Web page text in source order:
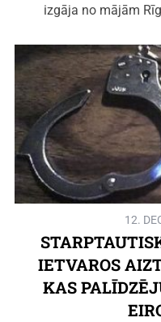
izgāja no mājām
12.
IETVAROS
KAS